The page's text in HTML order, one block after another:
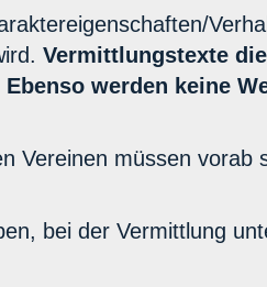
Vermittlungstexte
werden keine
Vereinen müssen vorab
bei der Vermittlung